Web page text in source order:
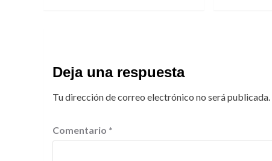
Deja una respuesta
Tu dirección de correo electrónico no será publicada.
Comentario *